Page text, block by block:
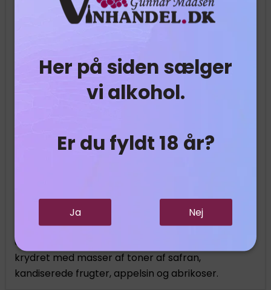
Her på siden sælger
vi alkohol.
Er du fyldt 18 år?
Ja Nej
I næsen fornemmes sarte blomsteragtige
aromaer, valnød og mandler. Smagen er lettere
krydret med masser af toner af safran,
kandiserede frugter, appelsin og abrikoser.